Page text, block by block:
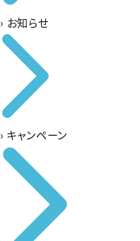
› お知らせ
› キャンペーン